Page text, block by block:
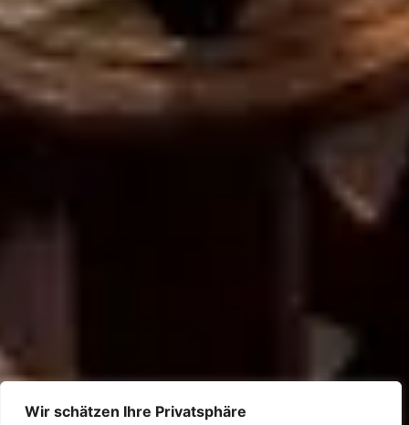
Wir schätzen Ihre Privatsphäre